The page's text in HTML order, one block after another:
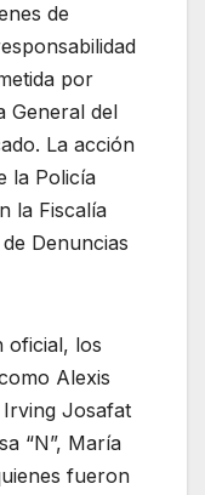
de
por
General del
La acción
la Policía
la Fiscalía
Denuncias
oficial, los
Alexis
Irving Josafat
“N”, María
fueron